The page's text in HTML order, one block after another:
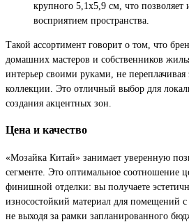
крупного 5,1х5,9 см, что позволяет
восприятием пространства.
Такой ассортимент говорит о том, что
домашних мастеров и собственников
интерьер своими руками, не переплачивая
коллекции. Это отличный выбор для
создания акцентных зон.
Цена и качество
«Мозайка Китай» занимает уверенную
сегменте. Это оптимальное соотношение
финишной отделки: вы получаете
износостойкий материал для помещений
не выходя за рамки запланированного